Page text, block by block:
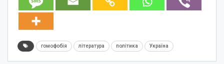
гомофобія література політика Україна